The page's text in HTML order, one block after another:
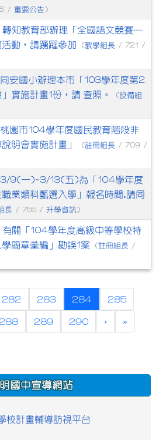
/ 重要公告 )
轉知教育部辦理「全國語文競賽─
動，請踴躍參加
(教學組長 / 721 /
同安國小辦理本市「103學年度第2
實施計畫1份，請 查照。
(設備組
桃園市104學年度國民教育階段非
明會實施計畫」
(註冊組長 / 709 /
3/9(一)~3/13(五)為「104學年度
業類科甄選入學」報名時間,請同
長 / 755 / 升學資訊 )
有關「104學年度高級中等學校特
簡章彙編」勘誤1案
(註冊組長 /
282 283 284 (current)
285
289 290 › »
國中宣導網站
校計畫輔導訪視平台